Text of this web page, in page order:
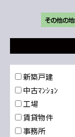
新築戸建
中古ﾏﾝｼｮﾝ
工場
賃貸物件
事務所